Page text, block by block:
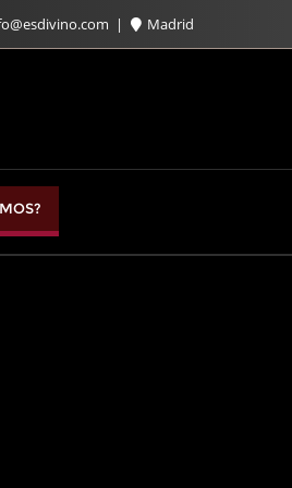
Madrid